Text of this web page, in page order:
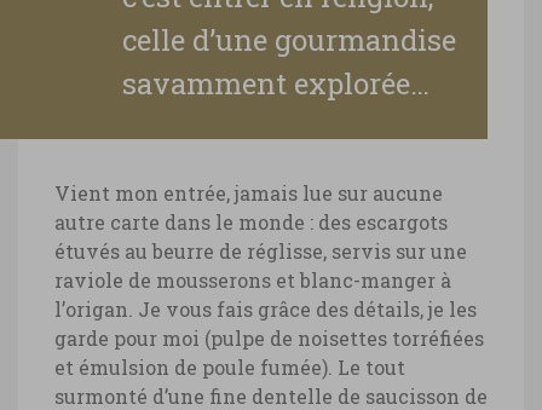
celle d’une gourmandise
savamment explorée…
Vient mon entrée, jamais lue sur aucune
autre carte dans le monde : des escargots
étuvés au beurre de réglisse, servis sur une
raviole de mousserons et blanc-manger à
l’origan. Je vous fais grâce des détails, je les
garde pour moi (pulpe de noisettes torréfiées
et émulsion de poule fumée). Le tout
surmonté d’une fine dentelle de saucisson de